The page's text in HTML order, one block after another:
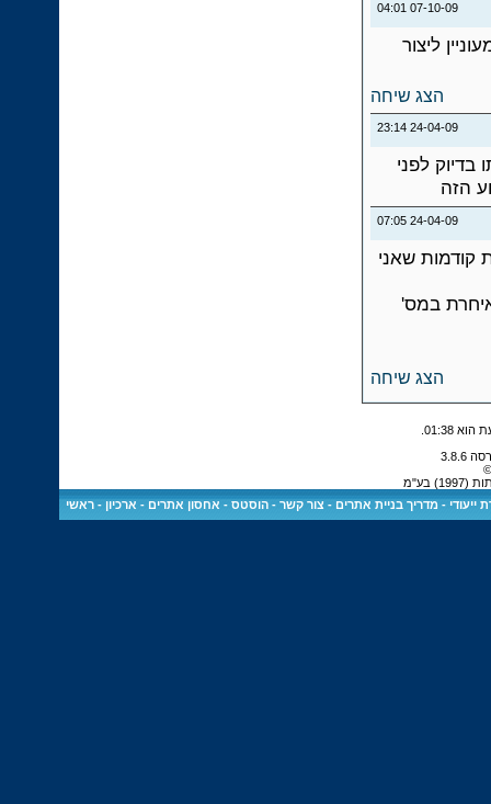
07-10-09
04:01
ליצור
הצג שיחה
24-04-09
23:14
לפני
הזה
24-04-09
07:05
קודמות שאני
במס'
הצג שיחה
01:38
בע"מ
ייעודי -מדריך בניית אתרים -צור קשר -הוסטס - אחסון אתרים - ארכיון -ראשי